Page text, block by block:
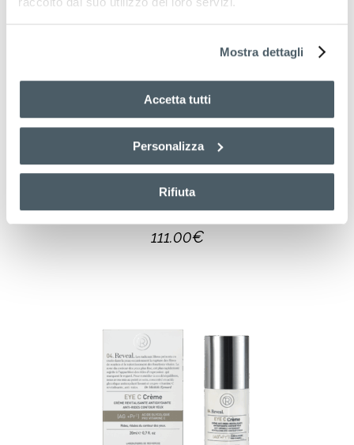
Mostra dettagli
Accetta tutti
Personalizza
Rifiuta
NATIV Sérum
111.00€